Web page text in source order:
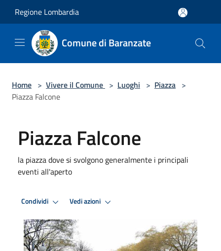
Regione Lombardia
Comune di Baranzate
Home > Vivere il Comune > Luoghi > Piazza >
Piazza Falcone
Piazza Falcone
la piazza dove si svolgono generalmente i principali
eventi all'aperto
Condividi Vedi azioni